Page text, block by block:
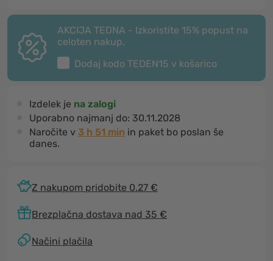
AKCIJA TEDNA - Izkoristite 15% popust na
celoten nakup.
Dodaj kodo TEDEN15 v košarico
Izdelek je na zalogi
Uporabno najmanj do: 30.11.2028
Naročite v 3 h 51 min in paket bo poslan še
danes.
Z nakupom pridobite 0.27 €
Brezplačna dostava nad 35 €
Načini plačila